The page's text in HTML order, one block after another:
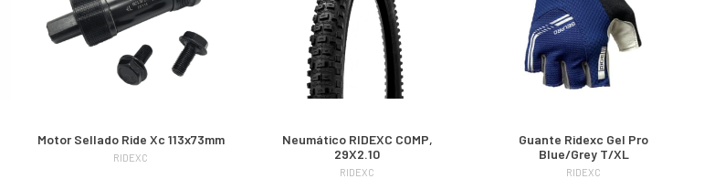
Motor Sellado Ride Xc 113x73mm
RIDEXC
Neumático RIDEXC COMP,
29X2.10
RIDEXC
Guante Ridexc Gel Pro
Blue/Grey T/XL
RIDEXC